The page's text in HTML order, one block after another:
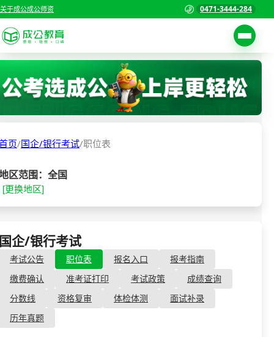
关于成公成公师资 0471-3444-284
考试公告
报考指南
缴费确认
准考证打印
成绩查询
分数线
资格复审
面试补录
历年真题
首页
国家公务员考试
各省公务员考试
教师资格/教师编制
国企/银行考试
页/国企/银行考试/职位表
区范围：全国
[更换地区]
企/银行考试- 职位表
考试公告 职位表 报名入口
报考指南
缴费确认
准考证打印 考试政策
成绩查询
分数线
资格复审 体检体测
面试补录
历年真题